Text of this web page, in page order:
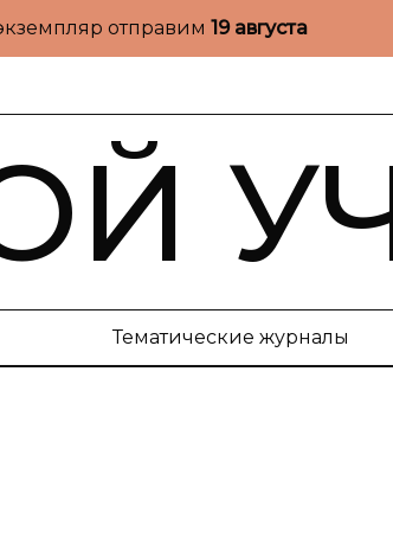
отправим 19 августа
Тематические журналы